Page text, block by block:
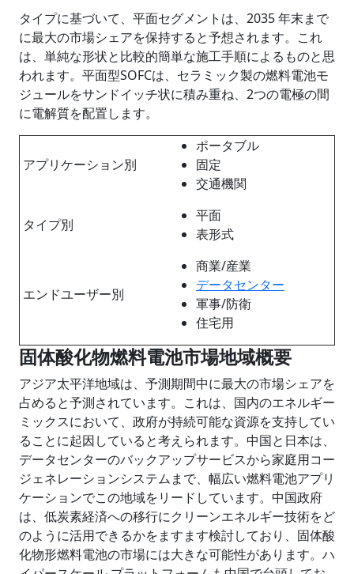
タイプに基づいて、平面セグメントは、2035 年末まで
に最大の市場シェアを保持すると予想されます。これ
は、単純な形状と比較的簡単な施工手順によるものと思
われます。平面型SOFCは、セラミック製の燃料電池モ
ジュールをサンドイッチ状に積み重ね、2つの電極の間
に電解質を配置します。
アプリケーション別
ポータブル
固定
交通機関
タイプ別
平面
表形式
エンドユーザー別
商業/産業
データセンター
軍事/防衛
住宅用
固体酸化物燃料電池市場地域概要
アジア太平洋地域は、予測期間中に最大の市場シェアを
占めると予測されています。これは、国内のエネルギー
ミックスにおいて、政府が持続可能な資源を支持してい
ることに起因していると考えられます。中国と日本は、
データセンターのバックアップサービスから家庭用コー
ジェネレーションシステムまで、幅広い燃料電池アプリ
ケーションでこの地域をリードしています。中国政府
は、低炭素経済への移行にクリーンエネルギー技術をど
のように活用できるかをますます検討しており、固体酸
化物形燃料電池の市場には大きな可能性があります。ハ